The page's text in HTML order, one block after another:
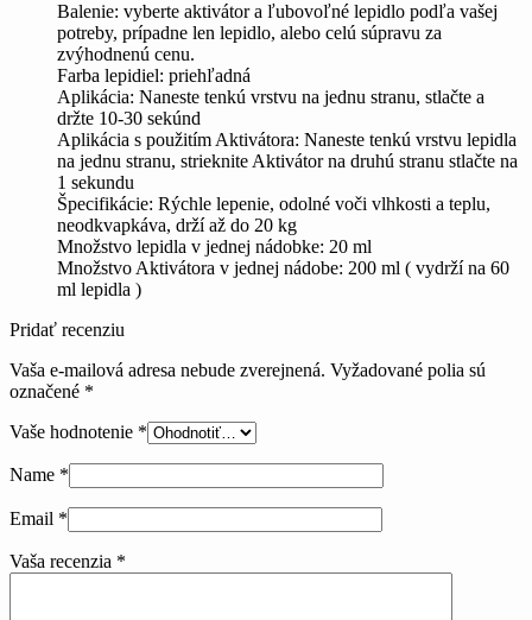
Balenie: vyberte aktivátor a ľubovoľné lepidlo podľa vašej
potreby, prípadne len lepidlo, alebo celú súpravu za
zvýhodnenú cenu.
Farba lepidiel: priehľadná
Aplikácia: Naneste tenkú vrstvu na jednu stranu, stlačte a
držte 10-30 sekúnd
Aplikácia s použitím Aktivátora: Naneste tenkú vrstvu lepidla
na jednu stranu, strieknite Aktivátor na druhú stranu stlačte na
1 sekundu
Špecifikácie: Rýchle lepenie, odolné voči vlhkosti a teplu,
neodkvapkáva, drží až do 20 kg
Množstvo lepidla v jednej nádobke: 20 ml
Množstvo Aktivátora v jednej nádobe: 200 ml ( vydrží na 60
ml lepidla )
Pridať recenziu
Vaša e-mailová adresa nebude zverejnená. Vyžadované polia sú
označené *
Vaše hodnotenie *
Name *
Email *
Vaša recenzia *